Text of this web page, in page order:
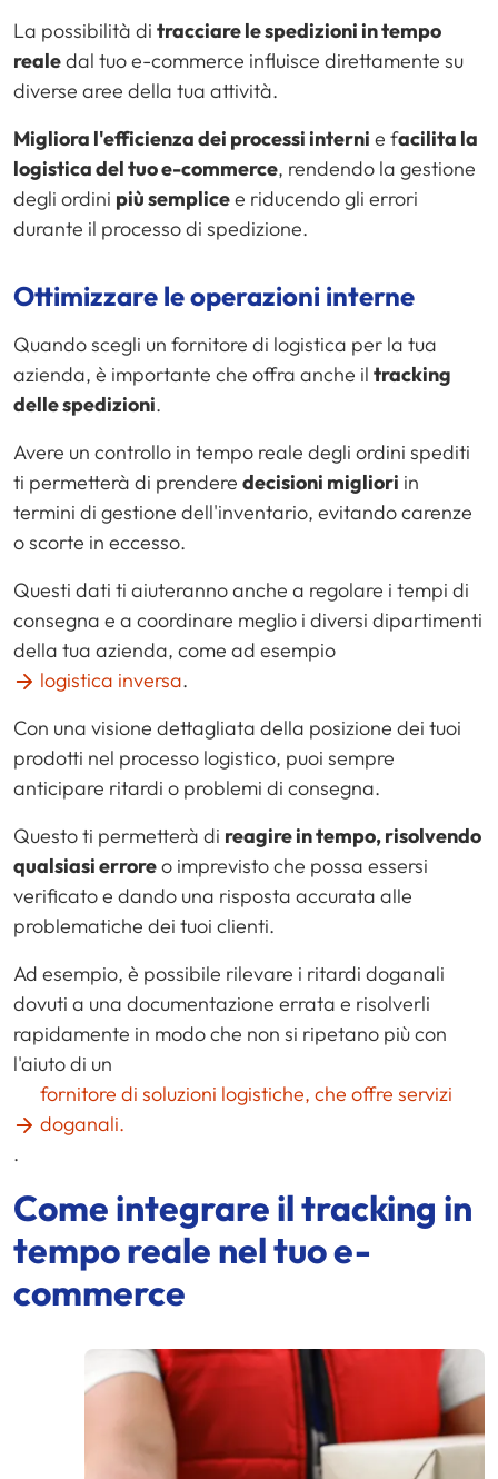
La possibilità di tracciare le spedizioni in tempo
realedal tuo e-commerce influisce direttamente su
diverse aree della tua attività.
Migliora l'efficienza dei processi interni e facilita la
logistica del tuo e-commerce, rendendo la gestione
degli ordini più semplicee riducendo gli errori
durante il processo di spedizione.
Ottimizzare le operazioni interne
Quando scegli un fornitore di logistica per la tua
azienda, è importante che offra anche il tracking
delle spedizioni.
Avere un controllo in tempo reale degli ordini spediti
ti permetterà di prendere decisioni migliori in
termini di gestione dell'inventario, evitando carenze
o scorte in eccesso.
Questi dati ti aiuteranno anche a regolare i tempi di
consegna e a coordinare meglio i diversi dipartimenti
della tua azienda, come ad esempio
logistica inversa.
Con una visione dettagliata della posizione dei tuoi
prodotti nel processo logistico, puoi sempre
anticipare ritardi o problemi di consegna.
Questo ti permetterà di reagire in tempo, risolvendo
qualsiasi erroreo imprevisto che possa essersi
verificato e dando una risposta accurata alle
problematiche dei tuoi clienti.
Ad esempio, è possibile rilevare i ritardi doganali
dovuti a una documentazione errata e risolverli
rapidamente in modo che non si ripetano più con
l'aiuto di un
fornitore di soluzioni logistiche, che offre servizi
doganali.
.
Come integrare il tracking in
tempo reale nel tuo e-
commerce